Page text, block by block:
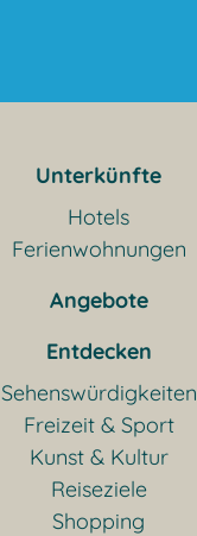
Unterkünfte
Hotels
Ferienwohnungen
Angebote
Entdecken
Sehenswürdigkeiten
Freizeit & Sport
Kunst & Kultur
Reiseziele
Shopping